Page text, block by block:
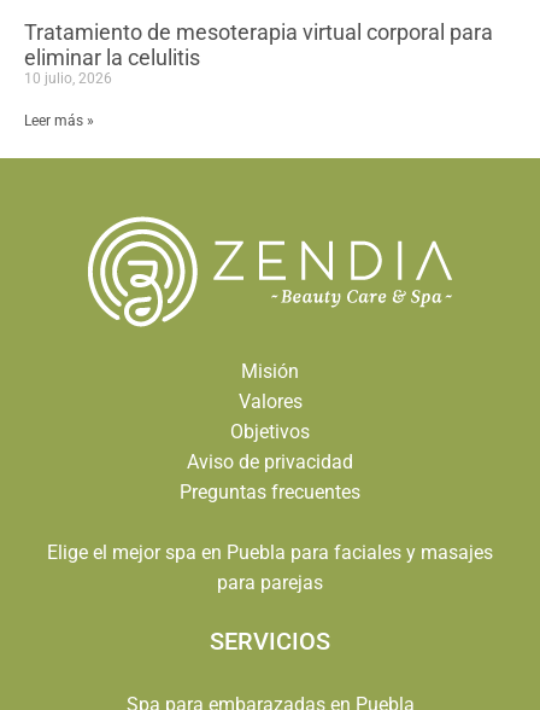
Tratamiento de mesoterapia virtual corporal para
eliminar la celulitis
10 julio, 2026
Leer más »
Misión
Valores
Objetivos
Aviso de privacidad
Preguntas frecuentes
Elige el mejor spa en Puebla para faciales y masajes
para parejas
SERVICIOS
Spa para embarazadas en Puebla